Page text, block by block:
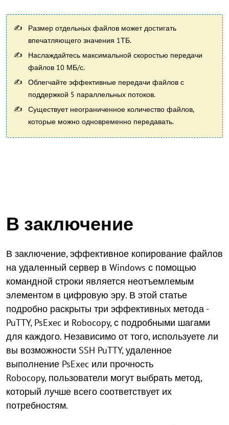
Размер отдельных файлов может достигать
впечатляющего значения 1ТБ.
Наслаждайтесь максимальной скоростью передачи
файлов 10 МБ/с.
Облегчайте эффективные передачи файлов с
поддержкой 5 параллельных потоков.
Существует неограниченное количество файлов,
которые можно одновременно передавать.
В заключение
В заключение, эффективное копирование файлов
на удаленный сервер в Windows с помощью
командной строки является неотъемлемым
элементом в цифровую эру. В этой статье
подробно раскрыты три эффективных метода -
PuTTY, PsExec и Robocopy, с подробными шагами
для каждого. Независимо от того, используете ли
вы возможности SSH PuTTY, удаленное
выполнение PsExec или прочность
Robocopy, пользователи могут выбрать метод,
который лучше всего соответствует их
потребностям.